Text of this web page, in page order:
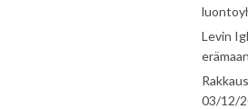
Levin
03/12/